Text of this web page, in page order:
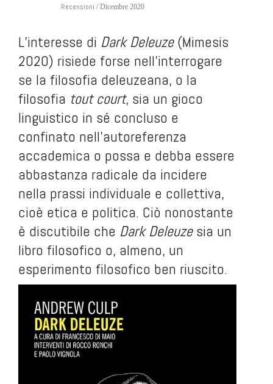
Recensioni / Dicembre 2020
L’interesse di Dark Deleuze(Mimesis
2020) risiede forse nell’interrogare
se la filosofia deleuzeana, o la
filosofia tout court, sia un gioco
linguistico in sé concluso e
confinato nell’autoreferenza
accademica o possa e debba essere
abbastanza radicale da incidere
nella prassi individuale e collettiva,
cioè etica e politica. Ciò nonostante
è discutibile che Dark Deleuzesia un
libro filosofico o, almeno, un
esperimento filosofico ben riuscito.